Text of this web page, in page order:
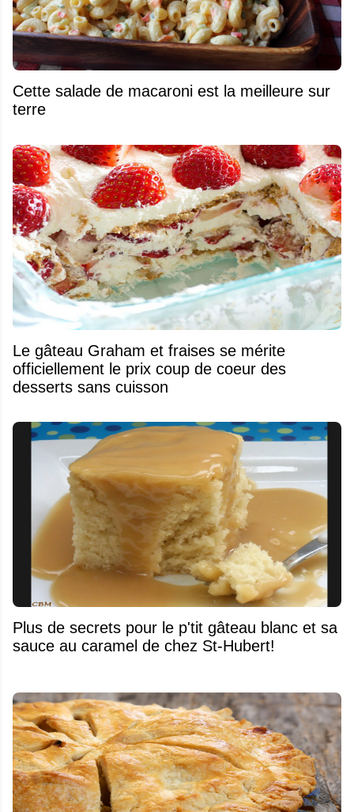
Cette salade de macaroni est la meilleure sur
terre
Le gâteau Graham et fraises se mérite
officiellement le prix coup de coeur des
desserts sans cuisson
Plus de secrets pour le p'tit gâteau blanc et sa
sauce au caramel de chez St-Hubert!